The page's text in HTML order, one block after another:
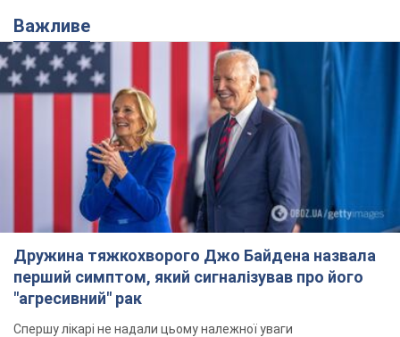
Важливе
Дружина тяжкохворого Джо Байдена назвала
перший симптом, який сигналізував про його
"агресивний" рак
Спершу лікарі не надали цьому належної уваги